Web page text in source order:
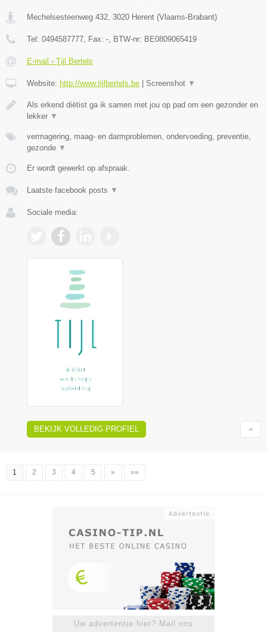
Mechelsesteenweg 432 3020 Herent (Vlaams-Brabant)
Tel: 0494587777 , Fax: - , BTW-nr: BE0809065419
E-mail › Tijl Bertels
Website: http://www.tijlbertels.be | Screenshot ▼
Als erkend diëtist ga ik samen met jou op pad om een gezonder en
lekker ▼
vermagering, maag- en darmproblemen, ondervoeding, preventie,
gezonde ▼
Er wordt gewerkt op afspraak.
Laatste facebook posts ▼
Sociale media:
BEKIJK VOLLEDIG PROFIEL
1 2 3 4 5 » »»
Uw advertentie hier? Mail ons